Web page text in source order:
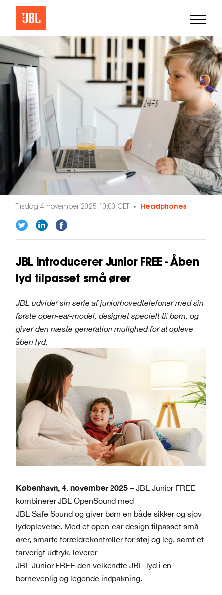
Tirsdag 4 november 2025 10:00 CET Headphones
JBL introducerer Junior FREE - Åben
lyd tilpasset små ører
JBL udvider sin serie af juniorhovedtelefoner med sin
første open-ear-model, designet specielt til børn, og
giver den næste generation mulighed for at opleve
åben lyd.
København, 4. november 2025 – JBL Junior FREE
kombinerer JBL OpenSound med
JBL Safe Sound og giver børn en både sikker og sjov
lydoplevelse. Med et open-ear design tilpasset små
ører, smarte forældrekontroller for støj og leg, samt et
farverigt udtryk, leverer
JBL Junior FREE den velkendte JBL-lyd i en
børnevenlig og legende indpakning.